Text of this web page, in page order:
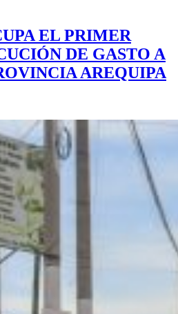
EL PRIMER
DE GASTO A
AREQUIPA